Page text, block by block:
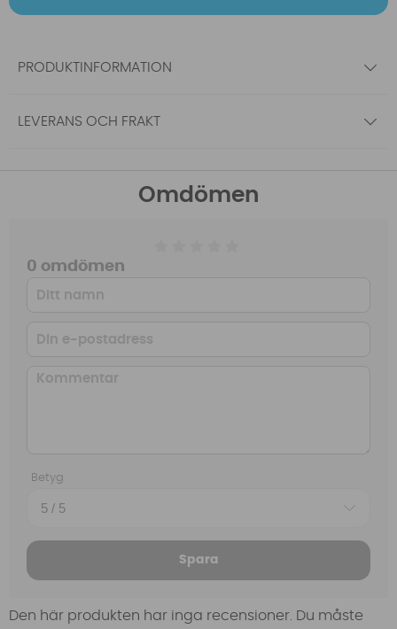
PRODUKTINFORMATION
LEVERANS OCH FRAKT
Omdömen
0 omdömen
Betyg
Spara
Den här produkten har inga recensioner. Du måste